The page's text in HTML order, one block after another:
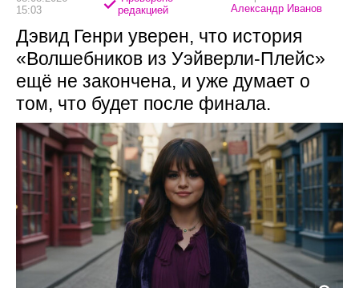
15:03
редакцией
Александр Иванов
Дэвид Генри уверен, что история
«Волшебников из Уэйверли-Плейс»
ещё не закончена, и уже думает о
том, что будет после финала.